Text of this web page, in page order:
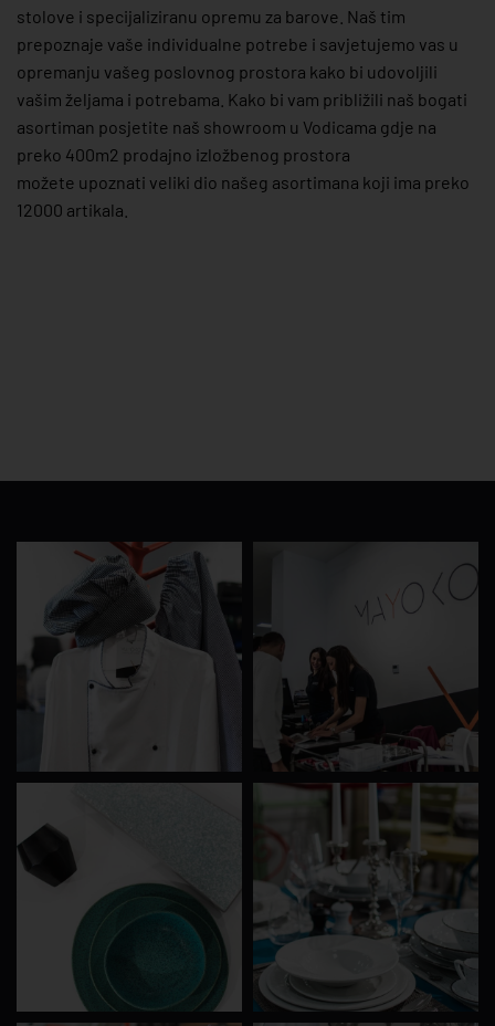
stolove i specijaliziranu opremu za barove. Naš tim
prepoznaje vaše individualne potrebe i savjetujemo vas u
opremanju vašeg poslovnog prostora kako bi udovoljili
vašim željama i potrebama. Kako bi vam približili naš bogati
asortiman posjetite naš showroom u Vodicama gdje na
preko 400m2 prodajno izložbenog prostora
možete upoznati veliki dio našeg asortimana koji ima preko
12000 artikala.